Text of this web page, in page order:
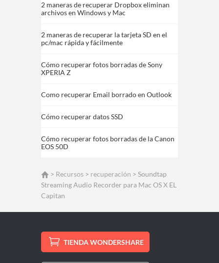
2 maneras de recuperar Dropbox eliminan
archivos en Windows y Mac
2 maneras de recuperar la tarjeta SD en el
pc/mac rápida y fácilmente
Cómo recuperar fotos borradas de Sony
XPERIA Z
Como recuperar Email borrado en Outlook
Cómo recuperar datos SSD
Cómo recuperar fotos borradas de la Canon
EOS 50D
> Recursos > recuperación > Soundtap
Streaming Audio Recorder para Mac OS X EL
Capitan
TIENDA WONDERSHARE